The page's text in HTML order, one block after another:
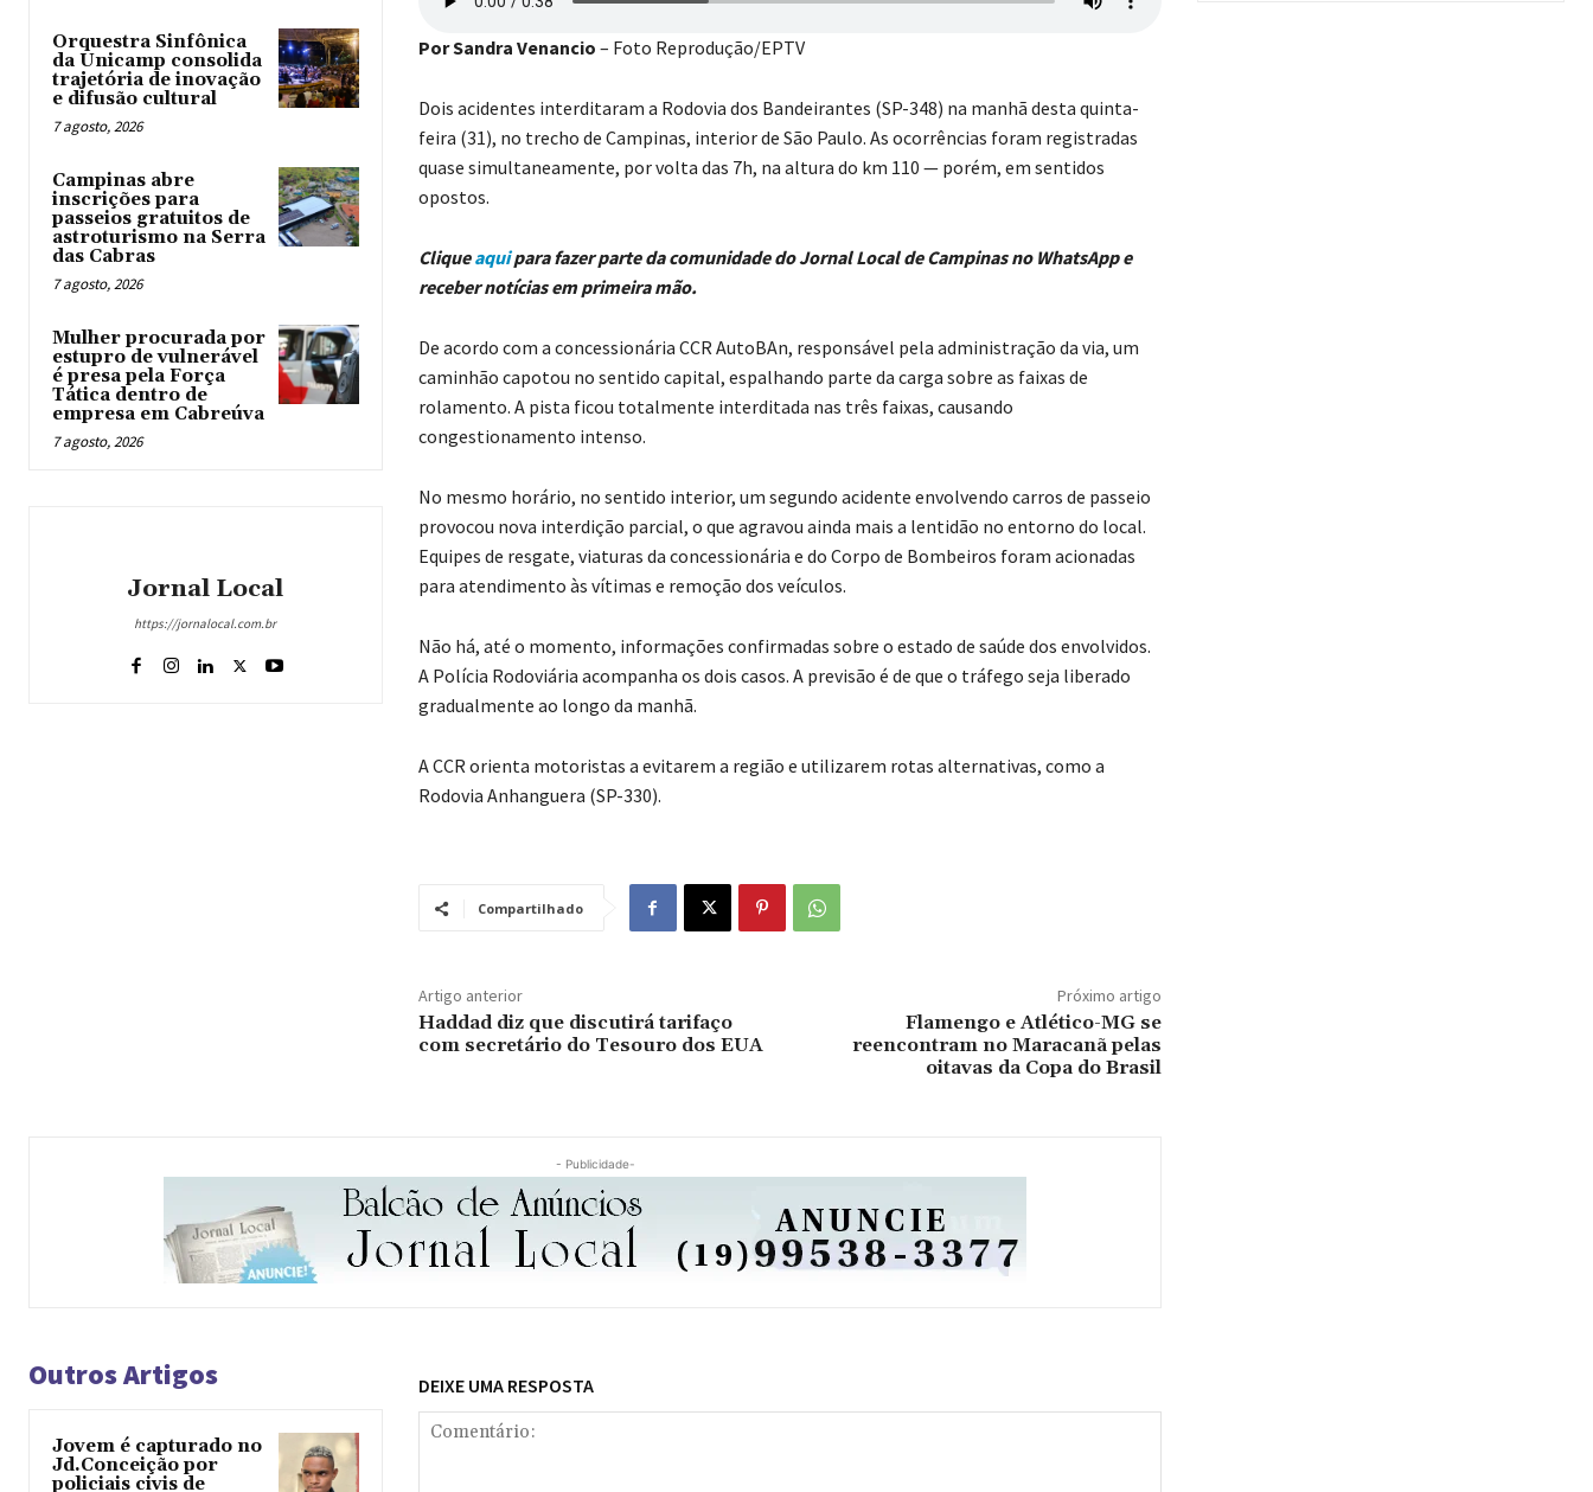
Orquestra Sinfônica
da Unicamp consolida
trajetória de inovação
e difusão cultural
7 agosto, 2026
Campinas abre
inscrições para
passeios gratuitos de
astroturismo na Serra
das Cabras
7 agosto, 2026
Mulher procurada por
estupro de vulnerável
é presa pela Força
Tática dentro de
empresa em Cabreúva
7 agosto, 2026
Jornal Local
https://jornalocal.com.br
Por Sandra Venancio – Foto Reprodução/EPTV
Dois acidentes interditaram a Rodovia dos Bandeirantes (SP-348) na manhã desta quinta-
feira (31), no trecho de Campinas, interior de São Paulo. As ocorrências foram registradas
quase simultaneamente, por volta das 7h, na altura do km 110 — porém, em sentidos
opostos.
Cliqueaquipara fazer parte da comunidade do Jornal Local de Campinas no WhatsApp e
receber notícias em primeira mão.
De acordo com a concessionária CCR AutoBAn, responsável pela administração da via, um
caminhão capotou no sentido capital, espalhando parte da carga sobre as faixas de
rolamento. A pista ficou totalmente interditada nas três faixas, causando
congestionamento intenso.
No mesmo horário, no sentido interior, um segundo acidente envolvendo carros de passeio
provocou nova interdição parcial, o que agravou ainda mais a lentidão no entorno do local.
Equipes de resgate, viaturas da concessionária e do Corpo de Bombeiros foram acionadas
para atendimento às vítimas e remoção dos veículos.
Não há, até o momento, informações confirmadas sobre o estado de saúde dos envolvidos.
A Polícia Rodoviária acompanha os dois casos. A previsão é de que o tráfego seja liberado
gradualmente ao longo da manhã.
A CCR orienta motoristas a evitarem a região e utilizarem rotas alternativas, como a
Rodovia Anhanguera (SP-330).
Compartilhado
Artigo anterior
Haddad diz que discutirá tarifaço
com secretário do Tesouro dos EUA
Próximo artigo
Flamengo e Atlético-MG se
reencontram no Maracanã pelas
oitavas da Copa do Brasil
- Publicidade-
Outros Artigos
Jovem é capturado no
Jd.Conceição por
policiais civis de
DEIXE UMA RESPOSTA